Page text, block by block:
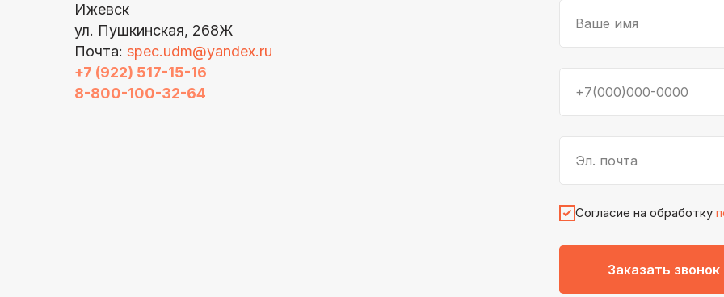
Ижевск
ул. Пушкинская, 268Ж
Почта: spec.udm@yandex.ru
+7 (922) 517-15-16
8-800-100-32-64
Ваше имя
+7(000)000-0000
Эл. почта
Согласие на обработку
Заказать звонок